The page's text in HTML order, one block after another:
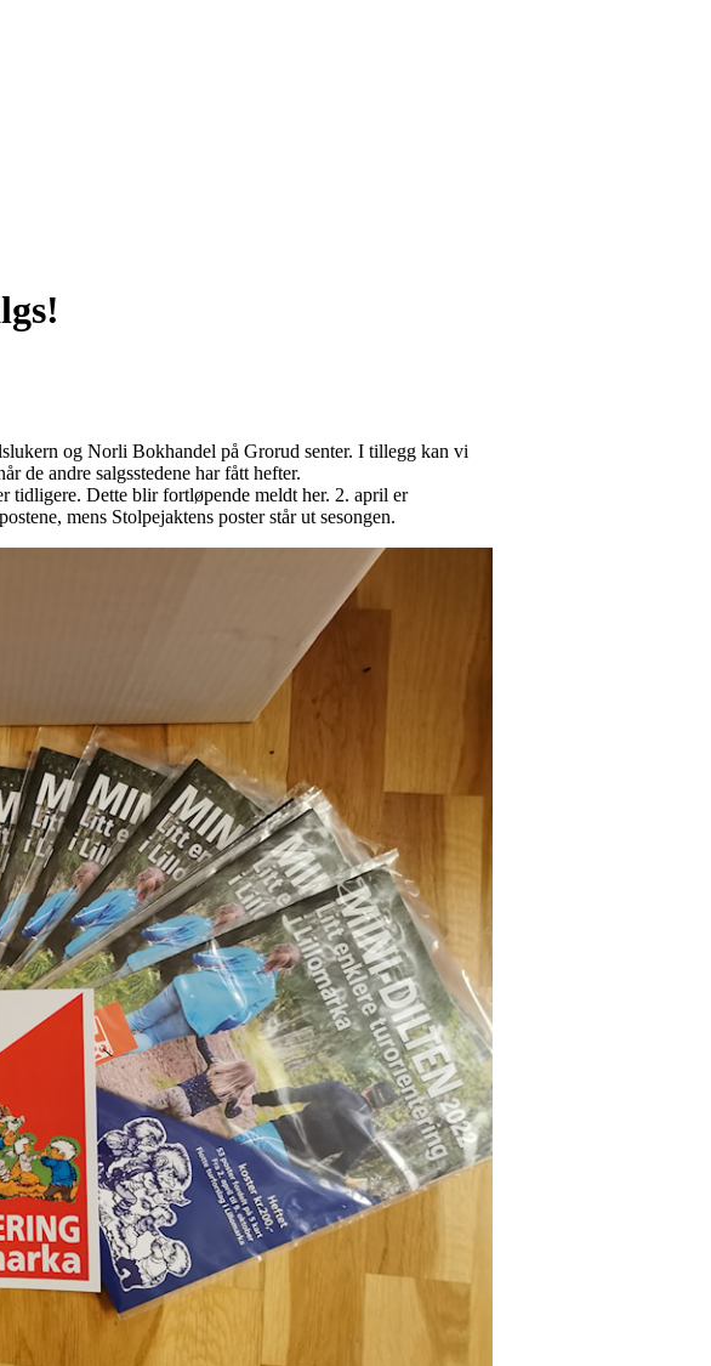
og Norli Bokhandel på Grorud senter. I tillegg kan vi
de andre salgsstedene har fått hefter.
tidligere. Dette blir fortløpende meldt her. 2. april er
mens Stolpejaktens poster står ut sesongen.